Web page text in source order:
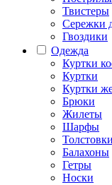
Твистеры
Сережки
Гвоздики
Одежда
Куртки
Куртки
Куртки
Брюки
Жилеты
Шарфы
Толстовки
Балахоны
Гетры
Носки